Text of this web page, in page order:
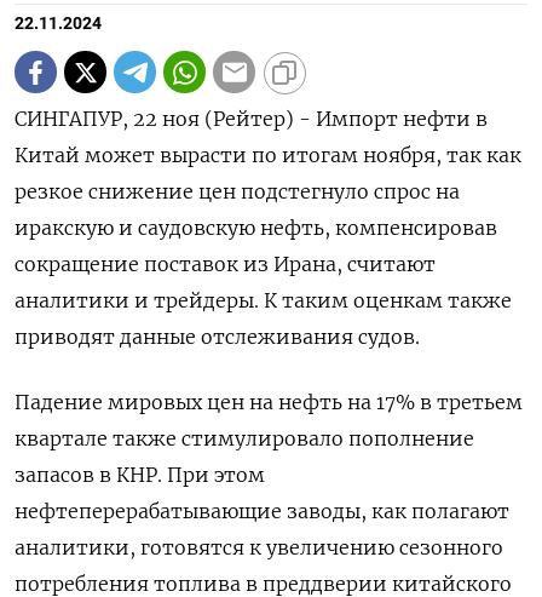
22.11.2024
СИНГАПУР, 22 ноя (Рейтер) - Импорт нефти в
Китай может вырасти по итогам ноября, так как
резкое снижение цен подстегнуло спрос на
иракскую и саудовскую нефть, компенсировав
сокращение поставок из Ирана, считают
аналитики и трейдеры. К таким оценкам также
приводят данные отслеживания судов.
Падение мировых цен на нефть на 17% в третьем
квартале также стимулировало пополнение
запасов в КНР. При этом
нефтеперерабатывающие заводы, как полагают
аналитики, готовятся к увеличению сезонного
потребления топлива в преддверии китайского